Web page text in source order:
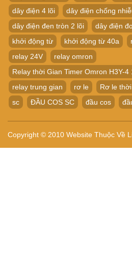
dây điện 4 lõi
dây điện chống
dây điện đen tròn 2 lõi
dây điện
khởi động từ
khởi động từ 40a
relay 24V
relay omron
Relay thời Gian Timer Omron H3Y-4
relay trung gian
rơ le Rơ le
sc
ĐẦU COS SC đầu cos
Copyright © 2010 Website Thuộc Về